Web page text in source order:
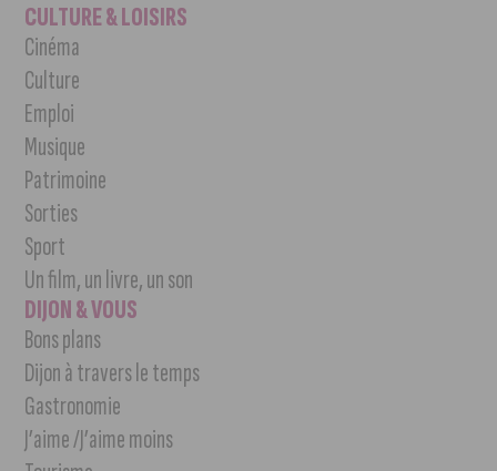
CULTURE & LOISIRS
Cinéma
Culture
Emploi
Musique
Patrimoine
Sorties
Sport
Un film, un livre, un son
DIJON & VOUS
Bons plans
Dijon à travers le temps
Gastronomie
J’aime /J’aime moins